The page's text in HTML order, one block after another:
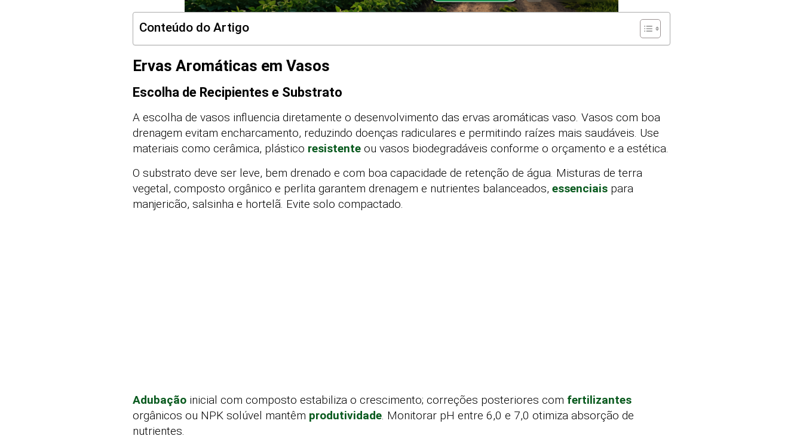
Conteúdo do Artigo
Ervas Aromáticas em Vasos
Escolha de Recipientes e Substrato
A escolha de vasos influencia diretamente o desenvolvimento das ervas aromáticas vaso. Vasos com boa
drenagem evitam encharcamento, reduzindo doenças radiculares e permitindo raízes mais saudáveis. Use
materiais como cerâmica, plástico resistente ou vasos biodegradáveis conforme o orçamento e a estética.
O substrato deve ser leve, bem drenado e com boa capacidade de retenção de água. Misturas de terra
vegetal, composto orgânico e perlita garantem drenagem e nutrientes balanceados, essenciais para
manjericão, salsinha e hortelã. Evite solo compactado.
Adubação inicial com composto estabiliza o crescimento; correções posteriores com fertilizantes
orgânicos ou NPK solúvel mantêm produtividade. Monitorar pH entre 6,0 e 7,0 otimiza absorção de
nutrientes.